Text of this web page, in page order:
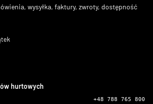
wysyłka, faktury, zwroty, dostępność
hurtowych
+48 788 765 800